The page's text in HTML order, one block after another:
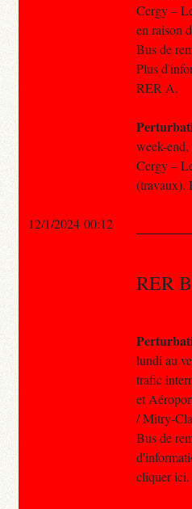
Cergy –
en raison
Bus de
Plus
RER A.
week-
Cergy –
(travaux).
RER B
lundi au
trafic
et
/ Mitry-
Bus de
cliquer ici.
12/1/2024 00:12